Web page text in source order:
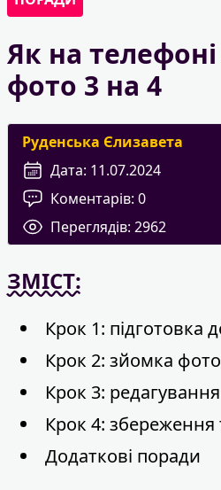
Як на
фото 3 на 4
Руденська Єлизавета
Дата: 11.07.2024
Коментарів: 0
Переглядів: 2962
ЗМІСТ:
Крок 1: підготовка
Крок 2: зйомка фото
Крок 3:
Крок 4: збереження
Додаткові поради